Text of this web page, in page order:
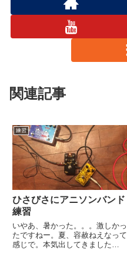
関連記事
練習
ひさびさにアニソンバンド
練習
いやあ、暑かった。。。激しかっ
たですねー。夏、容赦ねえなって
感じで。本気出してきました